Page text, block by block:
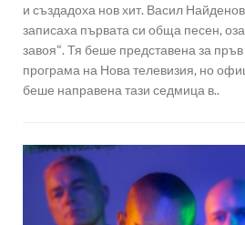
и създадоха нов хит. Васил
записаха първата си обща песен,
завоя“. Тя беше представена за
програма на Нова телевизия, но
беше направена тази седмица в..